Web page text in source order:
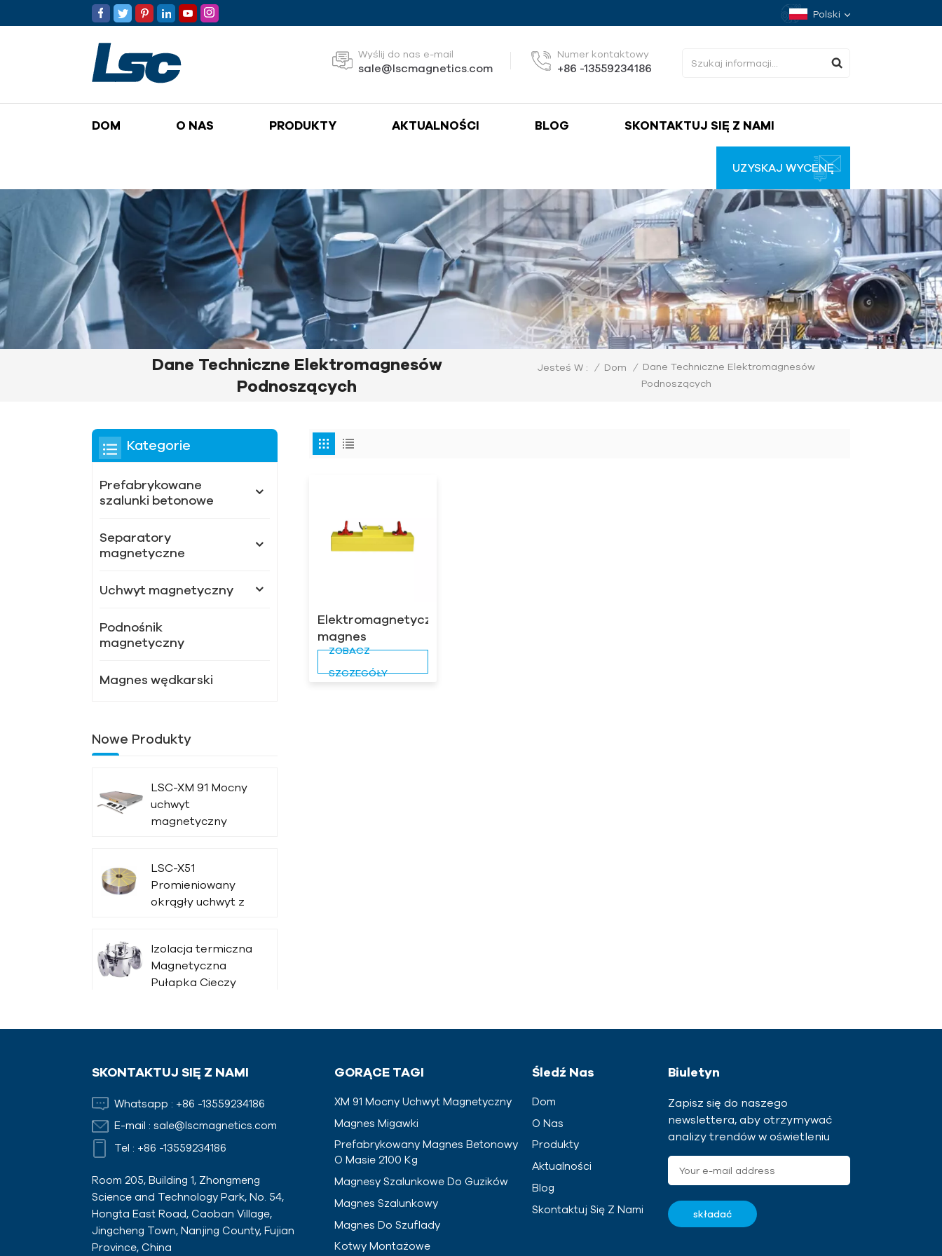
Polski
Wyślij do nas e-mail
sale@lscmagnetics.com
Numer kontaktowy
+86 -13559234186
DOM O NAS PRODUKTY AKTUALNOŚCI BLOG SKONTAKTUJ SIĘ Z NAMI
UZYSKAJ WYCENĘ
Dane Techniczne Elektromagnesów
Podnoszących
Jesteś W : / Dom /
Dane Techniczne Elektromagnesów
Podnoszących
Elektromagnetyczny
magnes
podnoszący
ZOBACZ
SZCZEGÓŁY
Kategorie
Prefabrykowane
szalunki betonowe
Separatory
magnetyczne
Uchwyt magnetyczny
Podnośnik
magnetyczny
Magnes wędkarski
Nowe Produkty
LSC-XM 91 Mocny
uchwyt
magnetyczny
LSC-X51
Promieniowany
okrągły uchwyt z
Izolacja termiczna
Magnetyczna
Pułapka Cieczy
Pręt
Magnesy
szalunkowe z
SKONTAKTUJ SIĘ Z NAMI
Whatsapp : +86 -13559234186
E-mail : sale@lscmagnetics.com
Tel : +86 -13559234186
Room 205, Building 1, Zhongmeng
Science and Technology Park, No. 54,
Hongta East Road, Caoban Village,
Jingcheng Town, Nanjing County, Fujian
Province, China
GORĄCE TAGI
XM 91 Mocny Uchwyt Magnetyczny
Magnes Migawki
Prefabrykowany Magnes Betonowy
O Masie 2100 Kg
Magnesy Szalunkowe Do Guzików
Magnes Szalunkowy
Magnes Do Szuflady
Kotwy Montażowe
Śledź Nas
Dom
O Nas
Produkty
Aktualności
Blog
Skontaktuj Się Z Nami
Biuletyn
Zapisz się do naszego
newslettera, aby otrzymywać
analizy trendów w oświetleniu